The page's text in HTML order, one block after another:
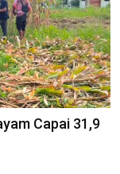
Capai 31,9